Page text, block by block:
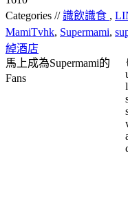
Categories //識飲識食 ,
MamiTvhk, Supermami,
綽酒店
馬上成為Supermami的
Fans